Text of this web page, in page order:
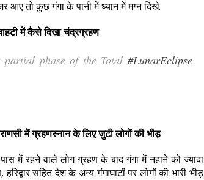
आए तो कुछ गंगा के पानी में ध्यान में मग्न दिखे.
में कैसे दिखा चंद्रग्रहण
phase of the Total #LunarEclipse
में ग्रहणस्नान के लिए जुटी लोगों की भीड़
में रहने वाले लोग ग्रहण के बाद गंगा में नहाने को ज्यादा
सहित देश के अन्य गंगाघाटों पर लोगों की भारी भीड़